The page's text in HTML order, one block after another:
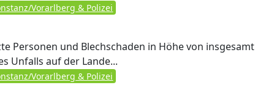
Vorarlberg & Polizei
Personen und Blechschaden in Höhe von insgesamt
Unfalls auf der Lande...
Vorarlberg & Polizei